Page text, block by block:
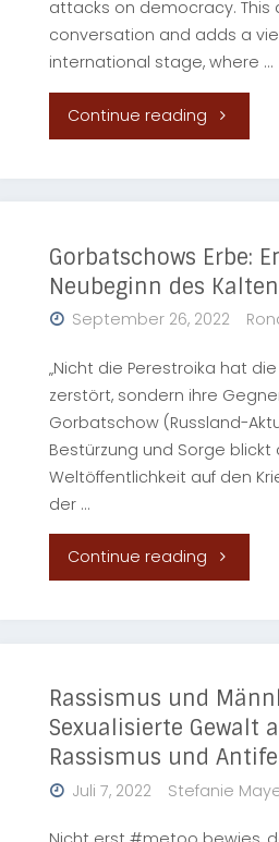
attacks on democracy. This
conversation and adds a
international stage, where …
Continue reading "Gender
the
Global
Attack
Human
Rights"
Gorbatschows Erbe:
Neubeginn des
September 26, 2022
„Nicht die Perestroika hat
zerstört, sondern ihre
Gorbatschow (Russland-
Bestürzung und Sorge blickt
Weltöffentlichkeit auf den
der …
Continue reading
oder
des
Kalten
Rassismus und
Sexualisierte Gewalt
Rassismus und
Stefanie
Juli 7, 2022